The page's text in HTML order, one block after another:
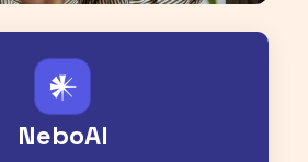
𒀭
NeboAI